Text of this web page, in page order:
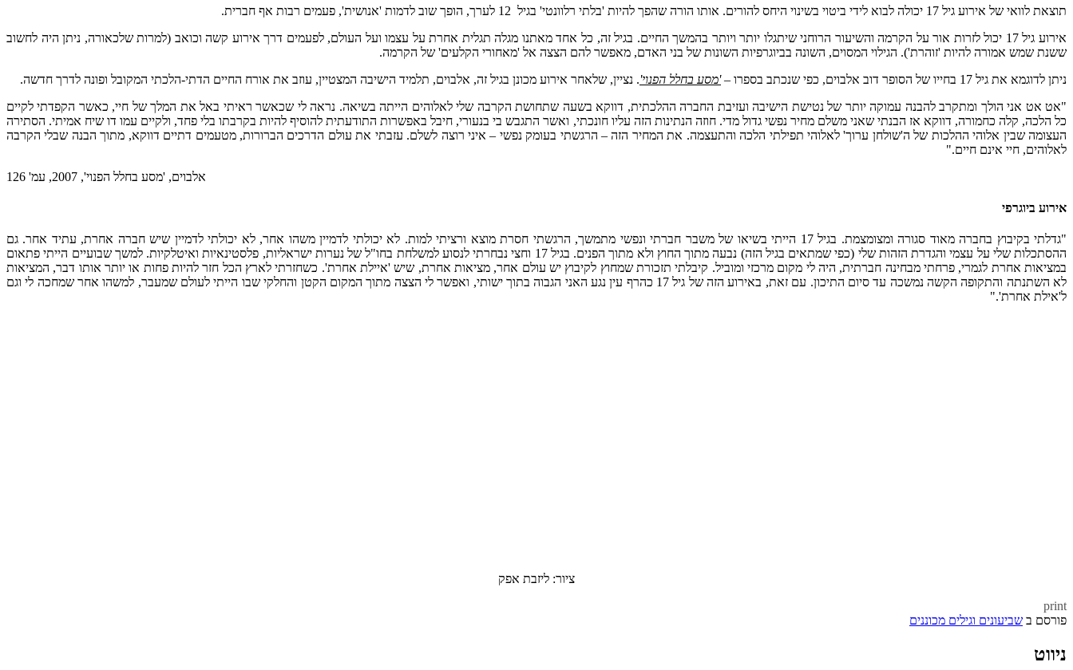
תוצאת לוואי של אירוע גיל 17 יכולה לבוא לידי ביטוי בשינוי היחס להורים. אותו הורה שהפך להיות 'בלתי רלוונטי' בגיל 12 לערך, הופך שוב לדמות 'אנושית', פעמים רבות אף חברית.
אירוע גיל 17 יכול לזרות אור על הקרמה והשיעור הרוחני שיתגלו יותר ויותר בהמשך החיים. בגיל זה, כל אחד מאתנו מגלה תגלית אחרת על עצמו ועל העולם, לפעמים דרך אירוע קשה וכואב (למרות שלכאורה, ניתן היה לחשוב
ששנת שמש אמורה להיות 'זוהרת'). הגילוי המסוים, השונה בביוגרפיות השונות של בני האדם, מאפשר להם הצצה אל 'מאחורי הקלעים' של הקרמה.
ניתן לדוגמא את גיל 17 בחייו של הסופר דוב אלבוים, כפי שנכתב בספרו –
'מסע בחלל הפנוי'. נציין, שלאחר אירוע מכונן בגיל זה, אלבוים, תלמיד הישיבה המצטיין, עוזב את אורח החיים הדתי-הלכתי המקובל ופונה לדרך חדשה.
"אט אט אני הולך ומתקרב להבנה עמוקה יותר של נטישת הישיבה ועזיבת החברה ההלכתית, דווקא בשעה שתחושת הקרבה שלי לאלוהים הייתה בשיאה. נראה לי שכאשר ראיתי באל את המלך של חיי, כאשר הקפדתי לקיים
כל הלכה, קלה כחמורה, דווקא אז הבנתי שאני משלם מחיר נפשי גדול מדי. חוזה הנתינות הזה עליו חונכתי, ואשר התגבש בי בנעורי, חיבל באפשרות התודעתית להוסיף להיות בקרבתו בלי פחד, ולקיים עמו דו שיח אמיתי. הסתירה
העצומה שבין אלוהי ההלכות של ה'שולחן ערוך' לאלוהי תפילתי הלכה והתעצמה. את המחיר הזה – הרגשתי בעומק נפשי – איני רוצה לשלם. עזבתי את עולם הדרכים הברורות, מטעמים דתיים דווקא, מתוך הבנה שבלי הקרבה
לאלוהים, חיי אינם חיים."
אלבוים, 'מסע בחלל הפנוי', 2007, עמ' 126
אירוע ביוגרפי
"גדלתי בקיבוץ בחברה מאוד סגורה ומצומצמת. בגיל 17 הייתי בשיאו של משבר חברתי ונפשי מתמשך, הרגשתי חסרת מוצא ורציתי למות. לא יכולתי לדמיין משהו אחר, לא יכולתי לדמיין שיש חברה אחרת, עתיד אחר. גם
ההסתכלות שלי על עצמי והגדרת הזהות שלי (כפי שמתאים בגיל הזה) נבעה מתוך החוץ ולא מתוך הפנים. בגיל 17 וחצי נבחרתי לנסוע למשלחת בחו"ל של נערות ישראליות, פלסטינאיות ואיטלקיות. למשך שבועיים הייתי פתאום
במציאות אחרת לגמרי, פרחתי מבחינה חברתית, היה לי מקום מרכזי ומוביל. קיבלתי תזכורת שמחוץ לקיבוץ יש עולם אחר, מציאות אחרת, שיש 'איילת אחרת'. כשחזרתי לארץ הכל חזר להיות פחות או יותר אותו דבר, המציאות
לא השתנתה והתקופה הקשה נמשכה עד סיום התיכון. עם זאת, באירוע הזה של גיל 17 כהרף עין נגע האני הגבוה בתוך ישותי, ואפשר לי הצצה מתוך המקום הקטן והחלקי שבו הייתי לעולם שמעבר, למשהו אחר שמחכה לי וגם
ל'אילת אחרת'."
ציור: ליזבת אפק
print
פורסם ב שביעונים וגילים מכוננים
ניווט